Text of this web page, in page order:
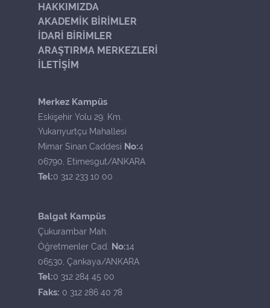
HAKKIMIZDA
AKADEMİK BİRİMLER
İDARİ BİRİMLER
ARAŞTIRMA MERKEZLERİ
İLETİŞİM
Merkez Kampüs
Eskişehir Yolu 29. Km.
Yukarıyurtçu Mahallesi
Mimar Sinan Caddesi No:4
06790, Etimesgut/ANKARA
Tel:0 312 233 10 00
Balgat Kampüs
Çukurambar Mah.
Öğretmenler Cad. No:14
06530, Çankaya/ANKARA
Tel:0 312 284 45 00
Faks: 0 312 286 40 78